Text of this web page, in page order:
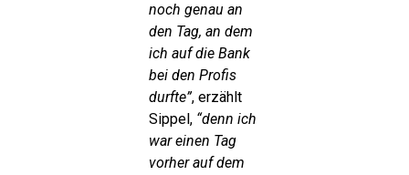
noch genau an
den Tag, an dem
ich auf die Bank
bei den Profis
durfte”, erzählt
Sippel, “denn ich
war einen Tag
vorher auf dem